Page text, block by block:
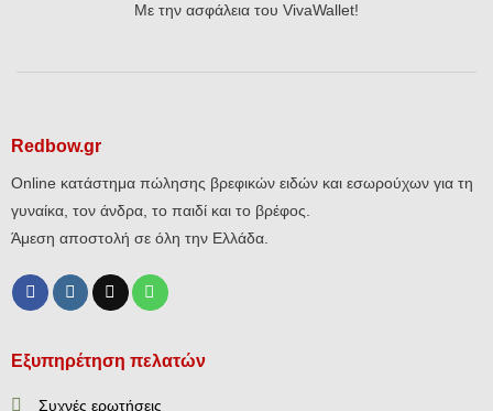
Με την ασφάλεια του VivaWallet!
Redbow.gr
Online κατάστημα πώλησης βρεφικών ειδών και εσωρούχων για τη
γυναίκα, τον άνδρα, το παιδί και το βρέφος.
Άμεση αποστολή σε όλη την Ελλάδα.
Εξυπηρέτηση πελατών
Συχνές ερωτήσεις